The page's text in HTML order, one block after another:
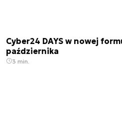
Cyber24 DAYS w nowej
października
3 min.